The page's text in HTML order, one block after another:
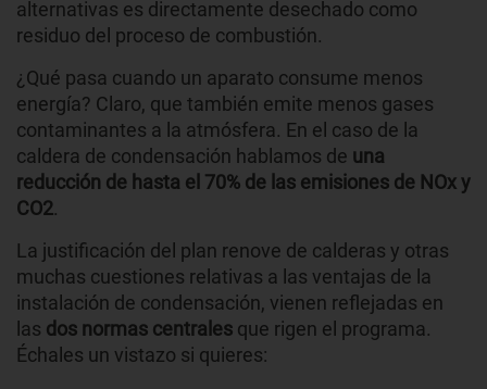
alternativas es directamente desechado como
residuo del proceso de combustión.
¿Qué pasa cuando un aparato consume menos
energía? Claro, que también emite menos gases
contaminantes a la atmósfera. En el caso de la
caldera de condensación hablamos de una
reducción de hasta el 70% de las emisiones de NOx y
CO2.
La justificación del plan renove de calderas y otras
muchas cuestiones relativas a las ventajas de la
instalación de condensación, vienen reflejadas en
las dos normas centrales que rigen el programa.
Échales un vistazo si quieres: